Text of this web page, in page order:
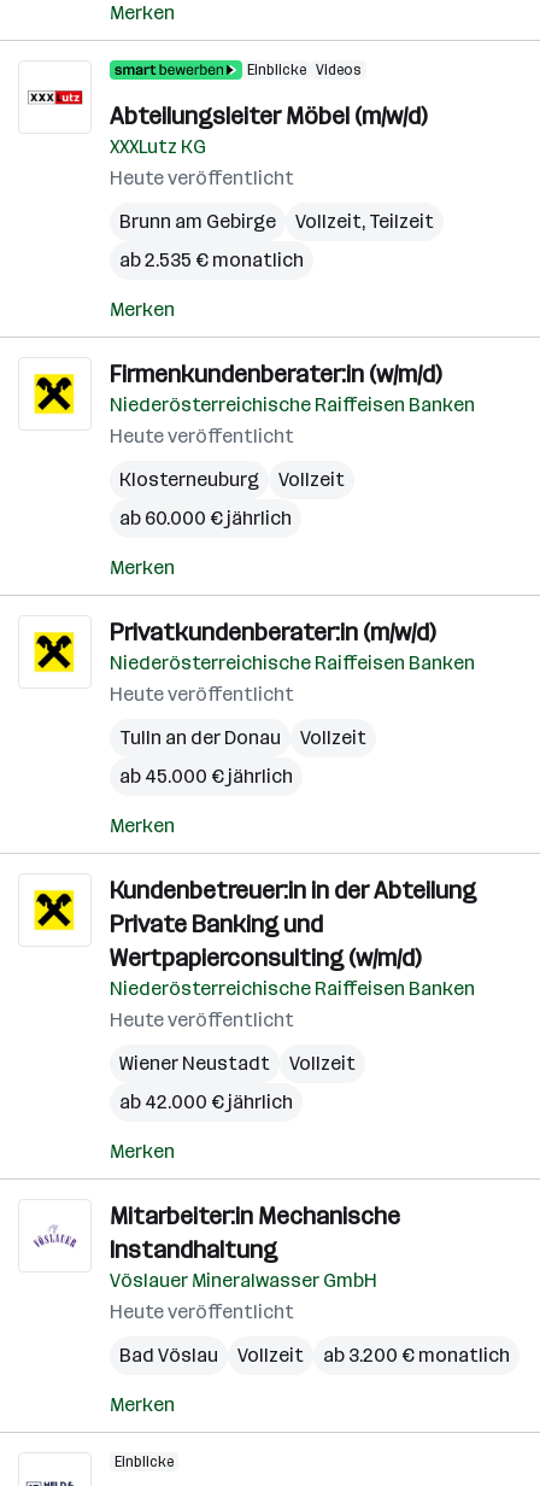
Merken
Einblicke Videos
Abteilungsleiter Möbel (m/w/d)
XXXLutz KG
Heute veröffentlicht
Brunn am Gebirge
Vollzeit, Teilzeit
ab 2.535 € monatlich
Merken
Firmenkundenberater:in (w/m/d)
Niederösterreichische Raiffeisen Banken
Heute veröffentlicht
Klosterneuburg
Vollzeit
ab 60.000 € jährlich
Merken
Privatkundenberater:in (m/w/d)
Niederösterreichische Raiffeisen Banken
Heute veröffentlicht
Tulln an der Donau
Vollzeit
ab 45.000 € jährlich
Merken
Kundenbetreuer:in in der Abteilung
Private Banking und
Wertpapierconsulting (w/m/d)
Niederösterreichische Raiffeisen Banken
Heute veröffentlicht
Wiener Neustadt
Vollzeit
ab 42.000 € jährlich
Merken
Mitarbeiter:in Mechanische
Instandhaltung
Vöslauer Mineralwasser GmbH
Heute veröffentlicht
Bad Vöslau
Vollzeit ab 3.200 € monatlich
Merken
Einblicke